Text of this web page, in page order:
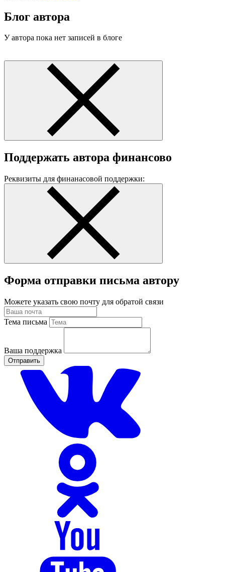
Блог автора
У автора пока нет записей в блоге
Поддержать автора финансово
Реквизиты для финанасовой поддержки:
Форма отправки письма автору
Можете указать свою почту для обратой связи
Тема письма
Ваша поддержка
Отправить